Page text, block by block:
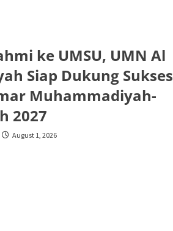
ke UMSU, UMN Al
Siap Dukung Sukses
Muhammadiyah-
2027
August 1, 2026